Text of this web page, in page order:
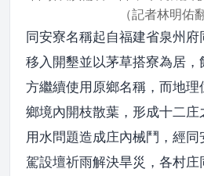
（記者林明佑
同安寮名稱起自福建省泉州
移入開墾並以茅草搭寮為居
方繼續使用原鄉名稱，而地
鄉境內開枝散葉，形成十二庄
用水問題造成庄內械鬥，經
駕設壇祈雨解決旱災，各村